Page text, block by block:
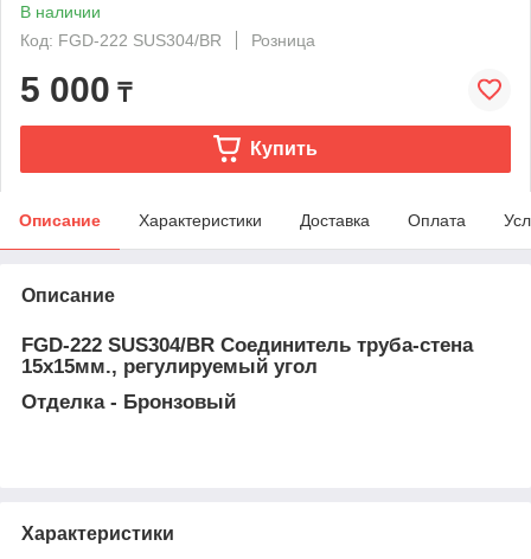
В наличии
Код: FGD-222 SUS304/BR
Розница
5 000 ₸
Купить
Описание Характеристики Доставка Оплата
Описание
FGD-222 SUS304/BR Соединитель труба-стена
15х15мм., регулируемый угол
Отделка - Бронзовый
Характеристики